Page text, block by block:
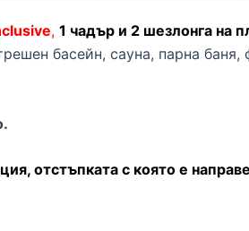
, 1 чадър и 2 шезлонга на
басейн, сауна, парна
отстъпката с която е